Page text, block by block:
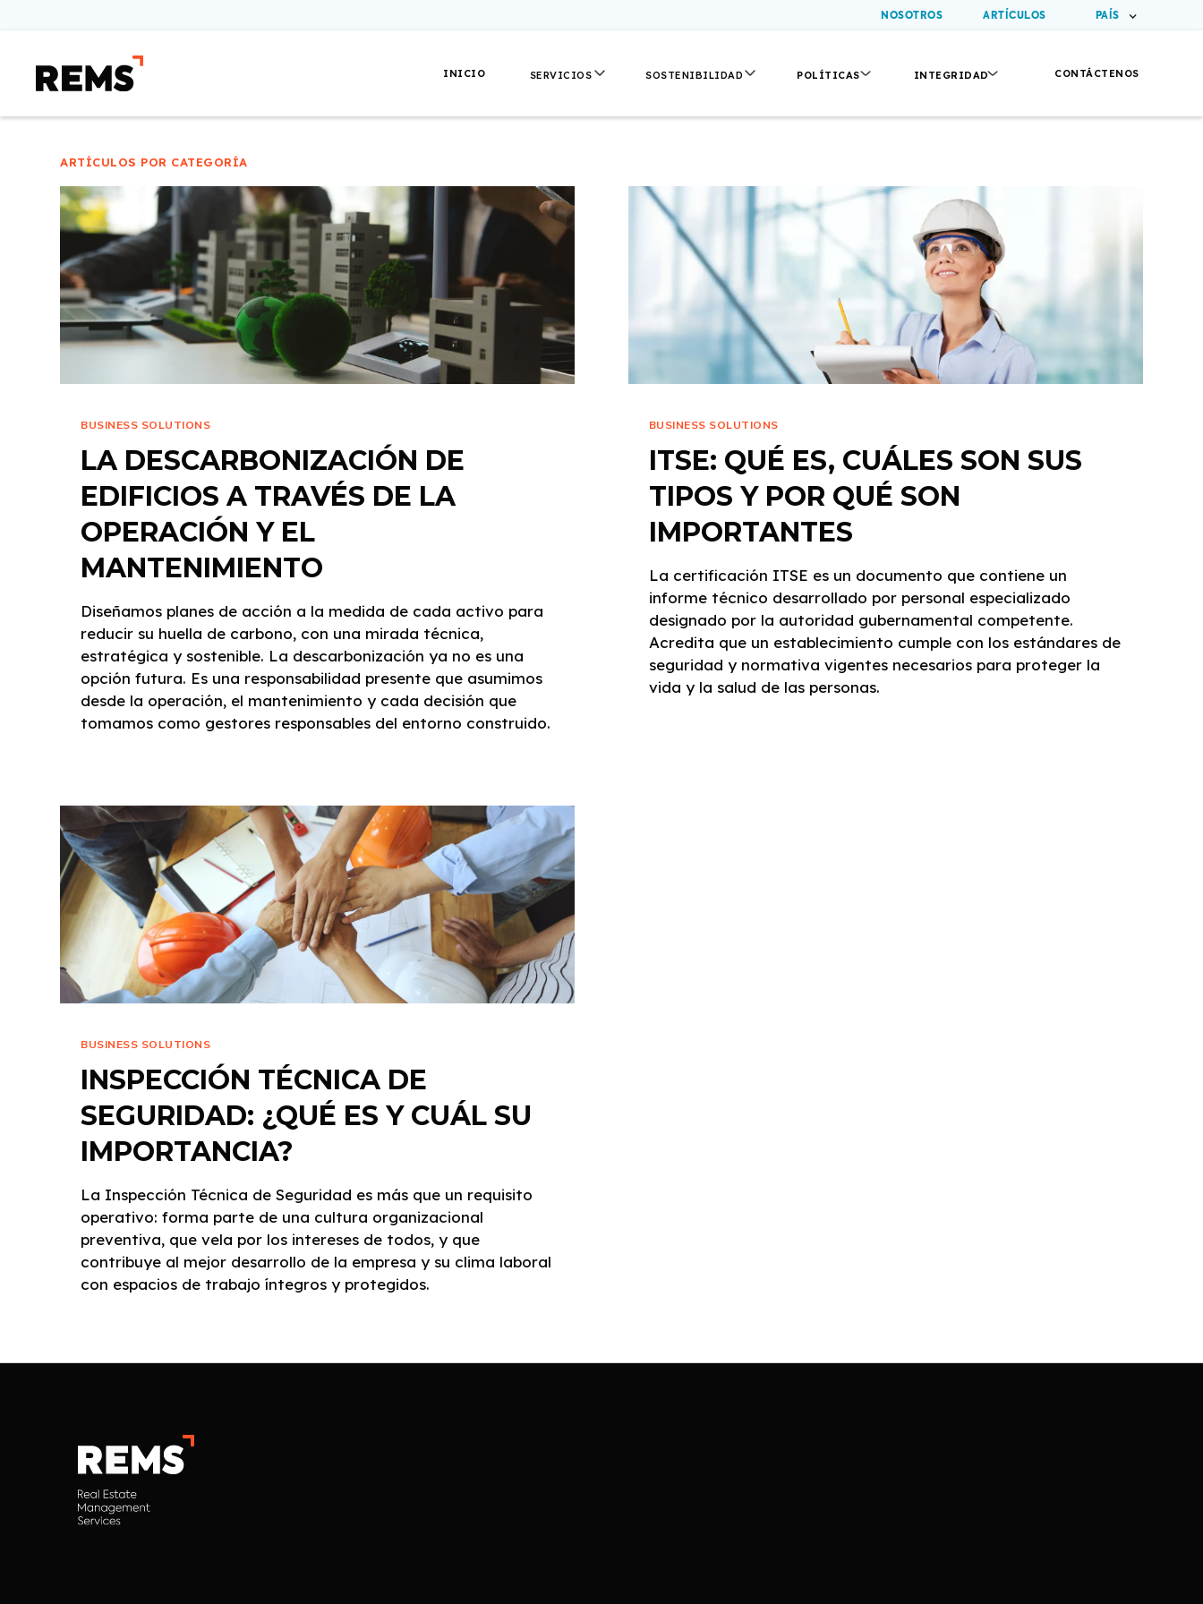
NOSOTROS ARTÍCULOS PAÍS
INICIO SERVICIOS SOSTENIBILIDAD POLÍTICAS INTEGRIDAD CONTÁCTENOS
ARTÍCULOS POR CATEGORÍA
BUSINESS SOLUTIONS
LA DESCARBONIZACIÓN DE
EDIFICIOS A TRAVÉS DE LA
OPERACIÓN Y EL
MANTENIMIENTO
Diseñamos planes de acción a la medida de cada activo para
reducir su huella de carbono, con una mirada técnica,
estratégica y sostenible. La descarbonización ya no es una
opción futura. Es una responsabilidad presente que asumimos
desde la operación, el mantenimiento y cada decisión que
tomamos como gestores responsables del entorno construido.
BUSINESS SOLUTIONS
ITSE: QUÉ ES, CUÁLES SON SUS
TIPOS Y POR QUÉ SON
IMPORTANTES
La certificación ITSE es un documento que contiene un
informe técnico desarrollado por personal especializado
designado por la autoridad gubernamental competente.
Acredita que un establecimiento cumple con los estándares de
seguridad y normativa vigentes necesarios para proteger la
vida y la salud de las personas.
BUSINESS SOLUTIONS
INSPECCIÓN TÉCNICA DE
SEGURIDAD: ¿QUÉ ES Y CUÁL SU
IMPORTANCIA?
La Inspección Técnica de Seguridad es más que un requisito
operativo: forma parte de una cultura organizacional
preventiva, que vela por los intereses de todos, y que
contribuye al mejor desarrollo de la empresa y su clima laboral
con espacios de trabajo íntegros y protegidos.